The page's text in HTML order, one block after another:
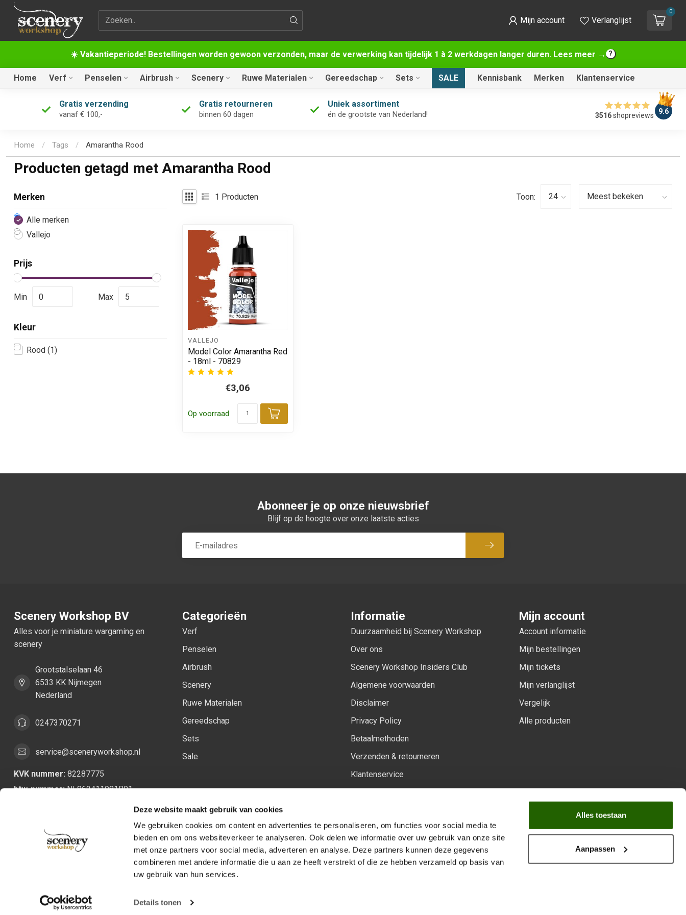
Deze website maakt gebruik van cookies
We gebruiken cookies om content en advertenties te personaliseren, om functies voor social media te
bieden en om ons websiteverkeer te analyseren. Ook delen we informatie over uw gebruik van onze site
met onze partners voor social media, adverteren en analyse. Deze partners kunnen deze gegevens
combineren met andere informatie die u aan ze heeft verstrekt of die ze hebben verzameld op basis van
uw gebruik van hun services.
Details tonen
Alles toestaan
Aanpassen
☀️ Vakantieperiode! Bestellingen worden gewoon verzonden, maar de verwerking kan tijdelijk 1 à 2 werkdagen langer duren. Lees meer →
Zoekterm Mijn account Verlanglijst
0
Home Verf Penselen Airbrush Scenery Ruwe Materialen Gereedschap Sets SALE Kennisbank Merken Klantenservice
Gratis verzending
vanaf € 100,-
Gratis retourneren
binnen 60 dagen
Uniek assortiment
én de grootste van Nederland! 3516shopreviews 9.6
Home / Tags / Amarantha Rood
Producten getagd met Amarantha Rood
Merken
Alle merken
Vallejo
Kleur
Rood (1)
Prijs
Min Max
1 Producten Toon:
VALLEJO
Model Color Amarantha Red
- 18ml - 70829
€3,06
Op voorraad
Toevoegen aan winkelwagen
Abonneer je op onze nieuwsbrief
Blijf op de hoogte over onze laatste acties
Abonneer
Scenery Workshop BV
Alles voor je miniature wargaming en
scenery
Grootstalselaan 46
6533 KK Nijmegen
Nederland
0247370271
service@sceneryworkshop.nl
KVK nummer: 82287775
btw-nummer:NL862411981B01
Categorieën
Verf
Penselen
Airbrush
Scenery
Ruwe Materialen
Gereedschap
Sets
Sale
Informatie
Duurzaamheid bij Scenery Workshop
Over ons
Scenery Workshop Insiders Club
Algemene voorwaarden
Disclaimer
Privacy Policy
Betaalmethoden
Verzenden & retourneren
Klantenservice
Mijn account
Account informatie
Mijn bestellingen
Mijn tickets
Mijn verlanglijst
Vergelijk
Alle producten
Volg ons op:
Facebook
YoutubeInstagram